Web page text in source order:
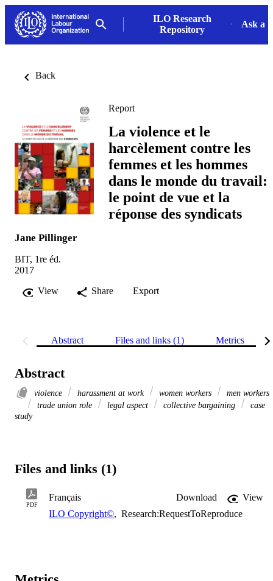
ILO Research
Repository
Ask a
Back
Report
La violence et le
harcèlement contre les
femmes et les hommes
dans le monde du travail:
le point de vue et la
réponse des syndicats
Jane Pillinger
BIT, 1re éd.
2017
View
Share Export
Abstract Files and links (1) Metrics
Abstract
violence harassment at work women workers
men workers
trade union role
legal aspect collective bargaining
case
study
Files and links (1)
PDF
Français Download
View
ILO Copyright©, Research:RequestToReproduce